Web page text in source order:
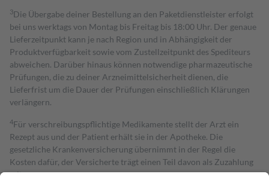
3Die Übergabe deiner Bestellung an den Paketdienstleister erfolgt
bei uns werktags von Montag bis Freitag bis 18:00 Uhr. Der genaue
Lieferzeitpunkt kann je nach Region und in Abhängigkeit der
Produktverfügbarkeit sowie vom Zustellzeitpunkt des Spediteurs
abweichen. Darüber hinaus können notwendige pharmazeutische
Prüfungen, die zu deiner Arzneimittelsicherheit dienen, die
Lieferfrist um die Dauer der Prüfungen einschließlich Klärungen
verlängern.
4Für verschreibungspflichtige Medikamente stellt der Arzt ein
Rezept aus und der Patient erhält sie in der Apotheke. Die
gesetzliche Krankenversicherung übernimmt in der Regel die
Kosten dafür, der Versicherte trägt einen Teil davon als Zuzahlung
mit.